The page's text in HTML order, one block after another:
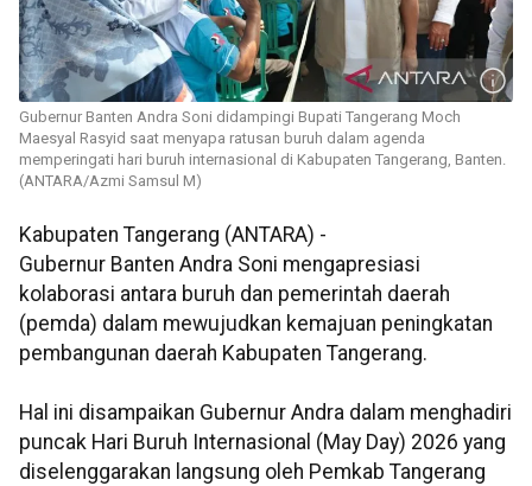
Gubernur Banten Andra Soni didampingi Bupati Tangerang Moch
Maesyal Rasyid saat menyapa ratusan buruh dalam agenda
memperingati hari buruh internasional di Kabupaten Tangerang, Banten.
(ANTARA/Azmi Samsul M)
Kabupaten Tangerang (ANTARA) -
Gubernur Banten Andra Soni mengapresiasi
kolaborasi antara buruh dan pemerintah daerah
(pemda) dalam mewujudkan kemajuan peningkatan
pembangunan daerah Kabupaten Tangerang.
Hal ini disampaikan Gubernur Andra dalam menghadiri
puncak Hari Buruh Internasional (May Day) 2026 yang
diselenggarakan langsung oleh Pemkab Tangerang